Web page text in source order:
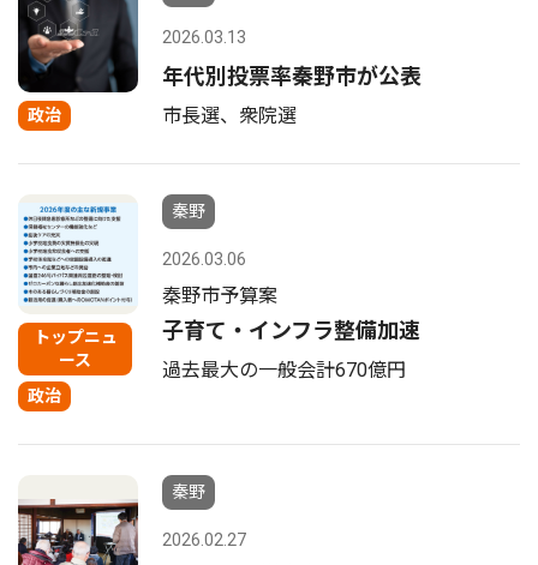
政治
2026.03.13
年代別投票率秦野市が公表
市長選、衆院選
トップニュ
ース
政治
秦野
2026.03.06
秦野市予算案
子育て・インフラ整備加速
過去最大の一般会計670億円
秦野
2026.02.27